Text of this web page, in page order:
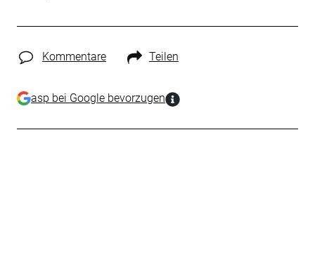
Kommentare Teilen
asp bei Google bevorzugen